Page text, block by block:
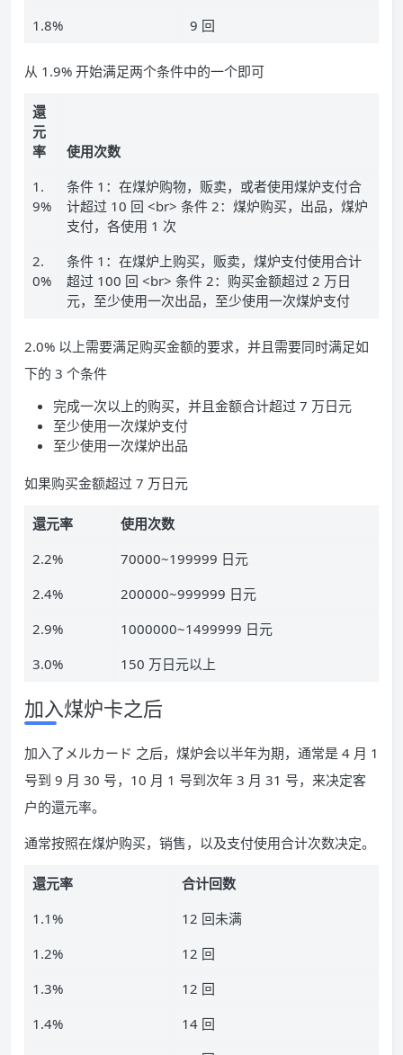
1.8%
9 回
从 1.9% 开始满足两个条件中的一个即可
還
元
率
使用次数
1.
9%
条件 1：在煤炉购物，贩卖，或者使用煤炉支付合
计超过 10 回 <br> 条件 2：煤炉购买，出品，煤炉
支付，各使用 1 次
2.
0%
条件 1：在煤炉上购买，贩卖，煤炉支付使用合计
超过 100 回 <br> 条件 2：购买金额超过 2 万日
元，至少使用一次出品，至少使用一次煤炉支付
2.0% 以上需要满足购买金额的要求，并且需要同时满足如
下的 3 个条件
完成一次以上的购买，并且金额合计超过 7 万日元
至少使用一次煤炉支付
至少使用一次煤炉出品
如果购买金额超过 7 万日元
還元率
使用次数
2.2%
70000~199999 日元
2.4%
200000~999999 日元
2.9%
1000000~1499999 日元
3.0%
150 万日元以上
加入煤炉卡之后
加入了メルカード 之后，煤炉会以半年为期，通常是 4 月 1
号到 9 月 30 号，10 月 1 号到次年 3 月 31 号，来决定客
户的還元率。
通常按照在煤炉购买，销售，以及支付使用合计次数决定。
還元率
合计回数
1.1%
12 回未满
1.2%
12 回
1.3%
12 回
1.4%
14 回